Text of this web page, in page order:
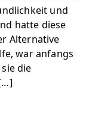
und
hatte diese
Alternative
war anfangs
die